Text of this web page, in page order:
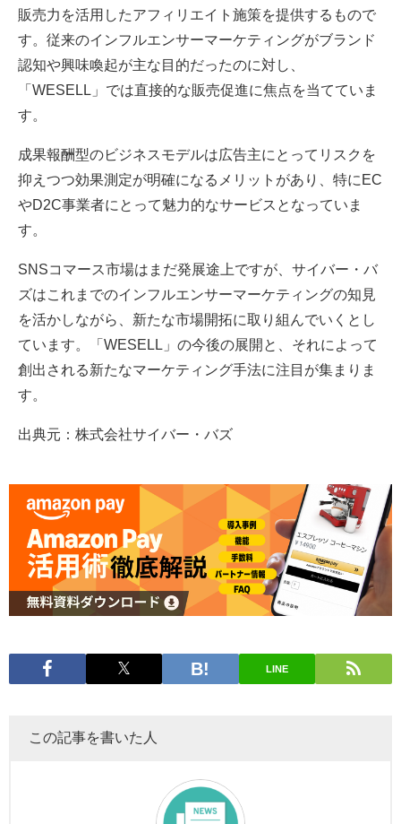
販売力を活用したアフィリエイト施策を提供するもので
す。従来のインフルエンサーマーケティングがブランド
認知や興味喚起が主な目的だったのに対し、
「WESELL」では直接的な販売促進に焦点を当てていま
す。
成果報酬型のビジネスモデルは広告主にとってリスクを
抑えつつ効果測定が明確になるメリットがあり、特にEC
やD2C事業者にとって魅力的なサービスとなっていま
す。
SNSコマース市場はまだ発展途上ですが、サイバー・バ
ズはこれまでのインフルエンサーマーケティングの知見
を活かしながら、新たな市場開拓に取り組んでいくとし
ています。「WESELL」の今後の展開と、それによって
創出される新たなマーケティング手法に注目が集まりま
す。
出典元：株式会社サイバー・バズ
LINE
この記事を書いた人